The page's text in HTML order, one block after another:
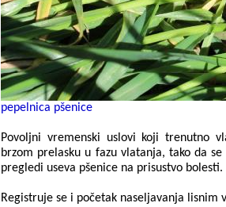
pepelnica pšenice
Povoljni vremenski uslovi koji trenutno
brzom prelasku u fazu vlatanja, tako da
pregledi useva pšenice na prisustvo bolesti.
Registruje se i početak naseljavanja lisnim